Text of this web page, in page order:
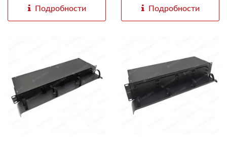
Подробности Подробности